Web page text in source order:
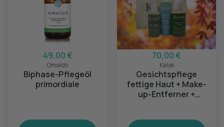
49,00 €
Omaïdo
Biphase-Pflegeöl
primordiale
70,00 €
Kaloé
Gesichtspflege
fettige Haut + Make-
up-Entferner +